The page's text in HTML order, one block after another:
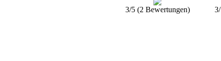
3/5 (2 Bewertungen)